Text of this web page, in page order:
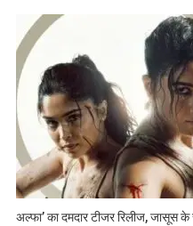
अल्फा’ का दमदार टीजर रिलीज, जासूस